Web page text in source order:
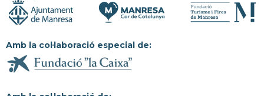
Amb la col·laboració especial de: